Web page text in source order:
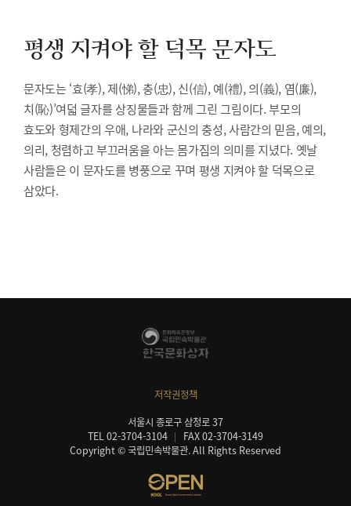
평생 지켜야 할 덕목 문자도
문자도는 ‘효(孝), 제(悌), 충(忠), 신(信), 예(禮), 의(義), 염(廉),
치(恥)’여덟 글자를 상징물들과 함께 그린 그림이다. 부모의
효도와 형제간의 우애, 나라와 군신의 충성, 사람간의 믿음, 예의,
의리, 청렴하고 부끄러움을 아는 몸가짐의 의미를 지녔다. 옛날
사람들은 이 문자도를 병풍으로 꾸며 평생 지켜야 할 덕목으로
삼았다.
저작권정책
서울시 종로구 삼청로 37
TEL 02-3704-3104
FAX 02-3704-3149
Copyright © 국립민속박물관. All Rights Reserved